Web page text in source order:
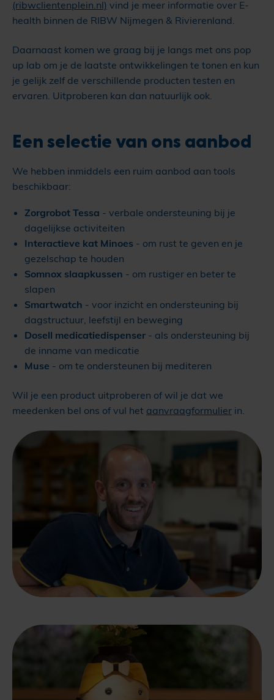
(ribwclientenplein.nl) vind je meer informatie over E-
health binnen de RIBW Nijmegen & Rivierenland.
Daarnaast komen we graag bij je langs met ons pop
up lab om je de laatste ontwikkelingen te tonen en kun
je gelijk zelf de verschillende producten testen en
ervaren. Uitproberen kan dan natuurlijk ook.
Een selectie van ons aanbod
We hebben inmiddels een ruim aanbod aan tools
beschikbaar:
Zorgrobot Tessa - verbale ondersteuning bij je
dagelijkse activiteiten
Interactieve kat Minoes - om rust te geven en je
gezelschap te houden
Somnox slaapkussen - om rustiger en beter te
slapen
Smartwatch - voor inzicht en ondersteuning bij
dagstructuur, leefstijl en beweging
Dosell medicatiedispenser - als ondersteuning bij
de inname van medicatie
Muse - om te ondersteunen bij mediteren
Wil je een product uitproberen of wil je dat we
meedenken bel ons of vul het aanvraagformulier in.